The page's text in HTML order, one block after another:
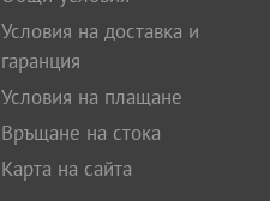
Условия на доставка и
гаранция
Условия на плащане
Връщане на стока
Карта на сайта